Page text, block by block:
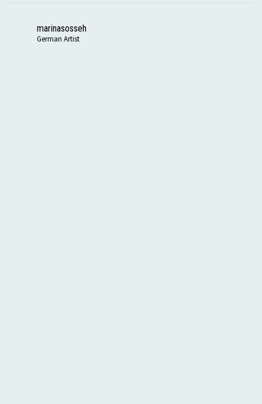
marinasosseh
German Artist